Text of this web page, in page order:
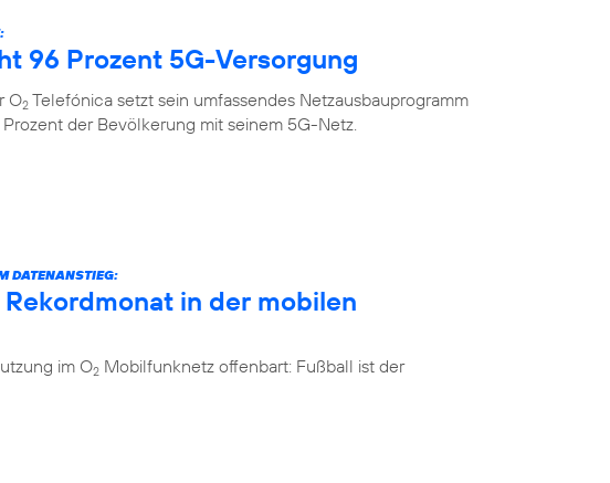
96 Prozent 5G-Versorgung
O2 Telefónica setzt sein umfassendes Netzausbauprogramm
der Bevölkerung mit seinem 5G-Netz.
DATENANSTIEG:
in der mobilen
im O2 Mobilfunknetz offenbart: Fußball ist der